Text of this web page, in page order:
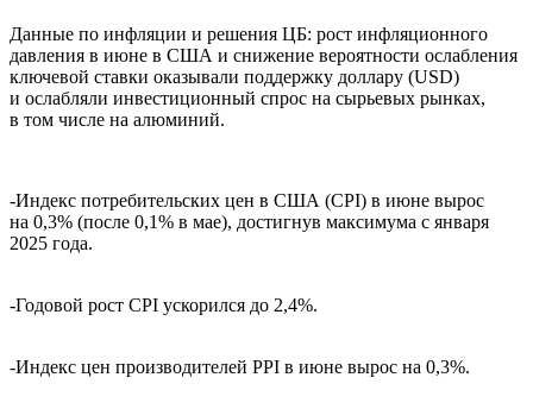
Данные по инфляции и решения ЦБ: рост инфляционного
давления в июне в США и снижение вероятности ослабления
ключевой ставки оказывали поддержку доллару (USD)
и ослабляли инвестиционный спрос на сырьевых рынках,
в том числе на алюминий.
-Индекс потребительских цен в США (CPI) в июне вырос
на 0,3% (после 0,1% в мае), достигнув максимума с января
2025 года.
-Годовой рост CPI ускорился до 2,4%.
-Индекс цен производителей PPI в июне вырос на 0,3%.